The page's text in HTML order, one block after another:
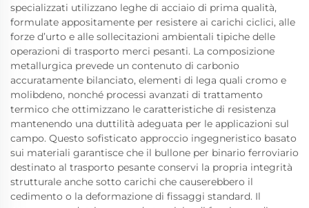
specializzati utilizzano leghe di acciaio di prima qualità,
formulate appositamente per resistere ai carichi ciclici, alle
forze d’urto e alle sollecitazioni ambientali tipiche delle
operazioni di trasporto merci pesanti. La composizione
metallurgica prevede un contenuto di carbonio
accuratamente bilanciato, elementi di lega quali cromo e
molibdeno, nonché processi avanzati di trattamento
termico che ottimizzano le caratteristiche di resistenza
mantenendo una duttilità adeguata per le applicazioni sul
campo. Questo sofisticato approccio ingegneristico basato
sui materiali garantisce che il bullone per binario ferroviario
destinato al trasporto pesante conservi la propria integrità
strutturale anche sotto carichi che causerebbero il
cedimento o la deformazione di fissaggi standard. Il